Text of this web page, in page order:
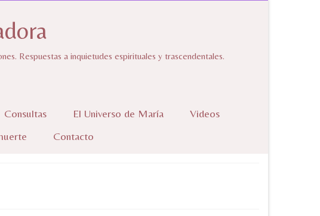
Respuestas a inquietudes espirituales y trascendentales.
Consultas El Universo de María
Videos
Contacto